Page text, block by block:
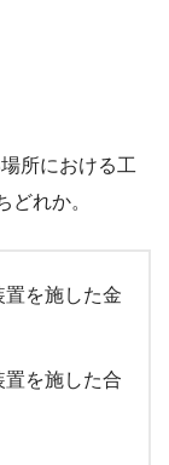
所における工
どれか。
置を施した金
置を施した合